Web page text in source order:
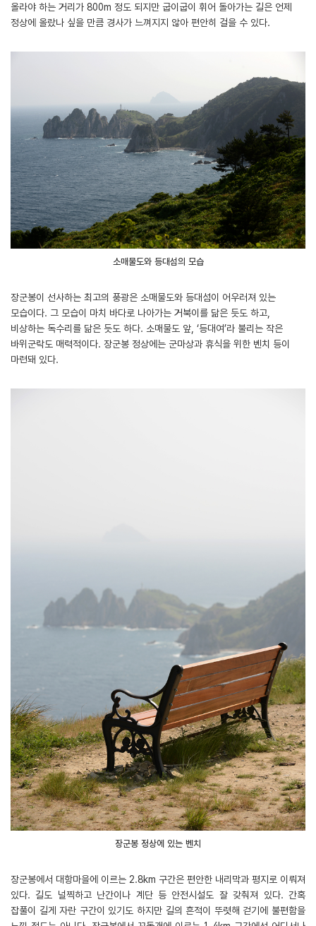
올라야 하는 거리가 800m 정도 되지만 굽이굽이 휘어 돌아가는 길은 언제
정상에 올랐나 싶을 만큼 경사가 느껴지지 않아 편안히 걸을 수 있다.
소매물도와 등대섬의 모습
장군봉이 선사하는 최고의 풍광은 소매물도와 등대섬이 어우러져 있는
모습이다. 그 모습이 마치 바다로 나아가는 거북이를 닮은 듯도 하고,
비상하는 독수리를 닮은 듯도 하다. 소매물도 앞, ‘등대여’라 불리는 작은
바위군락도 매력적이다. 장군봉 정상에는 군마상과 휴식을 위한 벤치 등이
마련돼 있다.
장군봉 정상에 있는 벤치
장군봉에서 대항마을에 이르는 2.8km 구간은 편안한 내리막과 평지로 이뤄져
있다. 길도 널찍하고 난간이나 계단 등 안전시설도 잘 갖춰져 있다. 간혹
잡풀이 길게 자란 구간이 있기도 하지만 길의 흔적이 뚜렷해 걷기에 불편함을